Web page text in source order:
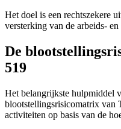
Het doel is een rechtszekere
versterking van de arbeids-
De
519
Het belangrijkste hulpmiddel
blootstellingsrisicomatrix van
activiteiten op basis van de